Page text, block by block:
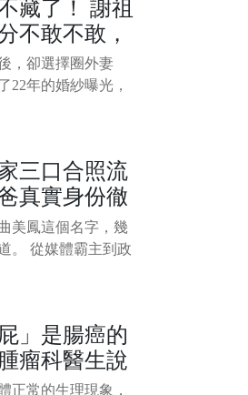
天卻突然被發現倒
有醒來。 1/4 7月26
凱、本名王建隆，
藏了！ 謝祖
不敢不敢，
原來是她，
甩岳翎不娶
，卻選擇圈外妻
22年的婚紗曝光，
放棄岳翎和張玉嬿
那個在電視劇裡總
疼的男人。 他演過
，也演過病弱深情
憑藉《啞巴新娘》
，讓無數觀眾哭紅
三口合照流
真實身份徹
萬萬沒想到
美鳳這個名字，幾
。 從媒體霸主到政
到捲入舉國震驚的
本。 最近，曲美鳳
流出，讓外界發現
然是曾經爆炸醜聞
網友紛紛表示「這
」是腸癌的
瘤科醫生說
」才是腸癌
正常的生理現象，